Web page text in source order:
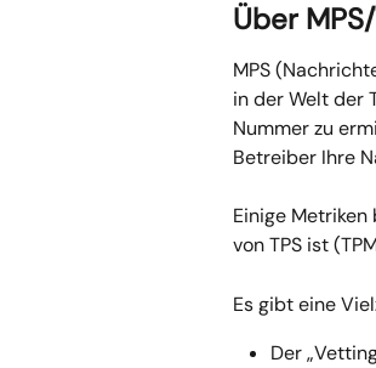
Über
MPS
in der Welt der
Nummer zu
Betreiber Ihre
Einige
von TPS ist
Es gibt eine
Der